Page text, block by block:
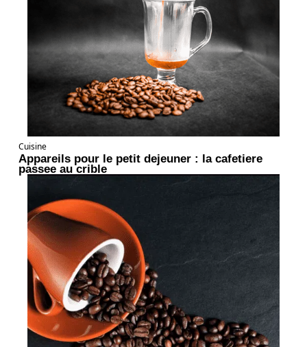
Cuisine
Appareils pour le petit dejeuner : la cafetiere
passee au crible